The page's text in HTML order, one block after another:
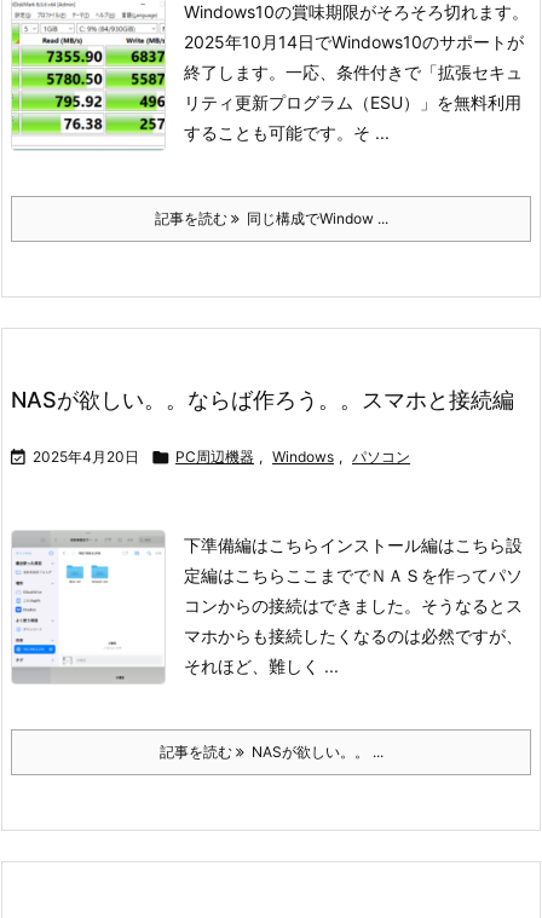
Windows10の賞味期限がそろそろ切れます。
2025年10月14日でWindows10のサポートが
終了します。 一応、条件付きで「拡張セキュ
リティ更新プログラム（ESU）」を無料利用
することも可能です。 そ ...
記事を読む 同じ構成でWindow ...
NASが欲しい。。ならば作ろう。。スマホと接続編
 2025年4月20日  PC周辺機器 , Windows , パソコン
下準備編はこちらインストール編はこちら設
定編はこちら ここまででＮＡＳを作ってパソ
コンからの接続はできました。 そうなるとス
マホからも接続したくなるのは必然ですが、
それほど、難しく ...
記事を読む NASが欲しい。。 ...